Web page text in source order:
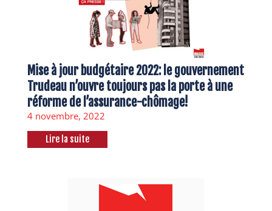
Mise à jour budgétaire 2022: le gouvernement
Trudeau n’ouvre toujours pas la porte à une
réforme de l’assurance-chômage!
4 novembre, 2022
Lire la suite